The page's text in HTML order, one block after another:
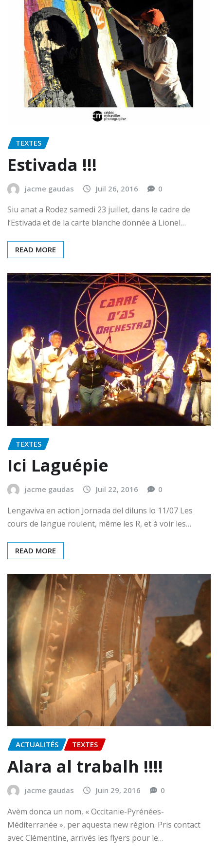
TEXTES
Estivada !!!
jacme gaudas Juil 26, 2016 0
Siu anat a Rodez samedi 23 juillet, dans le cadre de
l’Estivada et de la carte blanche donnée à Lionel…
READ MORE
TEXTES
Ici Laguépie
jacme gaudas Juil 22, 2016 0
Lengaviva en action Jornada del diluns lo 11/07 Les
cours de langue roulent, même les R, et à voir les…
READ MORE
ACTUALITÉS TEXTES
Alara al trabalh !!!!
jacme gaudas Juin 29, 2016 0
Avèm donca un nom, « Occitanie-Pyrénées-
Méditerranée », per aquesta new région. Pris contact
avec Clémentine, arrivés les flyers pour le…